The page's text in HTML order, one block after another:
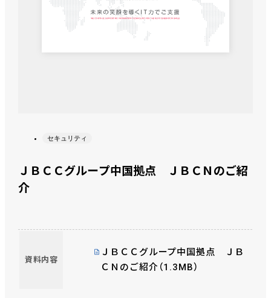
セキュリティ
ＪＢＣＣグループ中国拠点 ＪＢＣＮのご紹
介
資料内容
ＪＢＣＣグループ中国拠点 ＪＢ
ＣＮのご紹介（1.3MB）